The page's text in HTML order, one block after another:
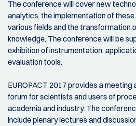
The conference will cover new
analytics, the implementation of
various fields and the transformation
knowledge. The conference will be
exhibition of instrumentation,
evaluation tools.
EUROPACT 2017 provides a meeting
forum for scientists and users of
academia and industry. The
include plenary lectures and